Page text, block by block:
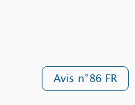
Avis n°86 FR